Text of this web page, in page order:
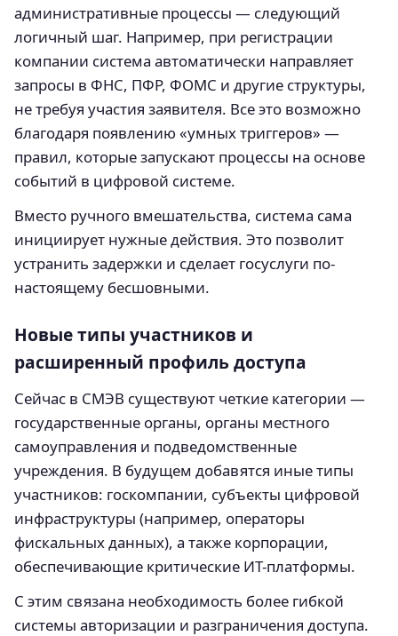
административные процессы — следующий
логичный шаг. Например, при регистрации
компании система автоматически направляет
запросы в ФНС, ПФР, ФОМС и другие структуры,
не требуя участия заявителя. Все это возможно
благодаря появлению «умных триггеров» —
правил, которые запускают процессы на основе
событий в цифровой системе.
Вместо ручного вмешательства, система сама
инициирует нужные действия. Это позволит
устранить задержки и сделает госуслуги по-
настоящему бесшовными.
Новые типы участников и
расширенный профиль доступа
Сейчас в СМЭВ существуют четкие категории —
государственные органы, органы местного
самоуправления и подведомственные
учреждения. В будущем добавятся иные типы
участников: госкомпании, субъекты цифровой
инфраструктуры (например, операторы
фискальных данных), а также корпорации,
обеспечивающие критические ИТ-платформы.
С этим связана необходимость более гибкой
системы авторизации и разграничения доступа.